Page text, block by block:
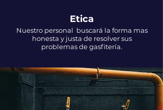
Etica
Nuestro personal buscará la forma mas
honesta y justa de resolver sus
problemas de gasfitería.